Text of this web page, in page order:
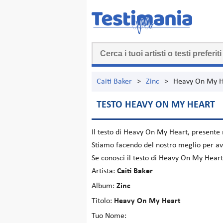
Caiti Baker > Zinc > Heavy On My
TESTO HEAVY ON MY HEART
Il testo di Heavy On My Heart, presente
Stiamo facendo del nostro meglio per
Se conosci il testo di Heavy On My
Artista: Caiti Baker
Album: Zinc
Titolo: Heavy On My Heart
Tuo Nome: